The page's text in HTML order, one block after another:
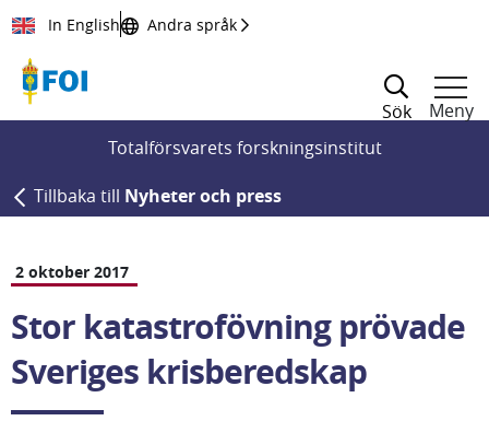
Till innehållet
In English Andra språk
Sök
Meny
Totalförsvarets forskningsinstitut
Tillbaka till Nyheter och press
2 oktober 2017
Stor katastrofövning prövade
Sveriges krisberedskap